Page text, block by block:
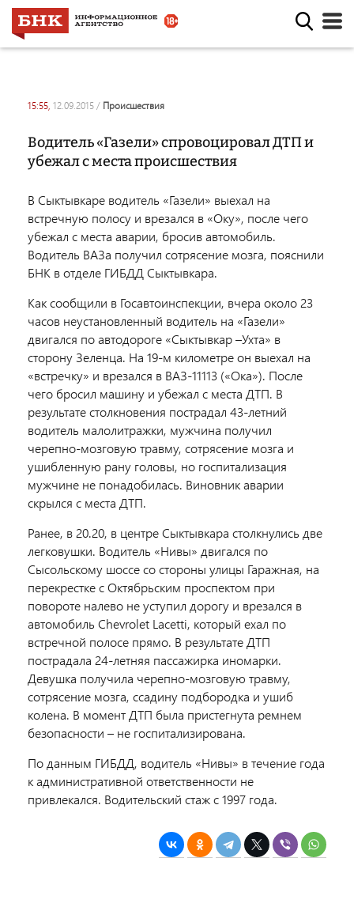
15:55, 12.09.2015 / происшествия
Водитель «Газели» спровоцировал ДТП и
убежал с места происшествия
В Сыктывкаре водитель «Газели» выехал на
встречную полосу и врезался в «Оку», после чего
убежал с места аварии, бросив автомобиль.
Водитель ВАЗа получил сотрясение мозга, пояснили
БНК в отделе ГИБДД Сыктывкара.
Как сообщили в Госавтоинспекции, вчера около 23
часов неустановленный водитель на «Газели»
двигался по автодороге «Сыктывкар –Ухта» в
сторону Зеленца. На 19-м километре он выехал на
«встречку» и врезался в ВАЗ-11113 («Ока»). После
чего бросил машину и убежал с места ДТП. В
результате столкновения пострадал 43-летний
водитель малолитражки, мужчина получил
черепно-мозговую травму, сотрясение мозга и
ушибленную рану головы, но госпитализация
мужчине не понадобилась. Виновник аварии
скрылся с места ДТП.
Ранее, в 20.20, в центре Сыктывкара столкнулись две
легковушки. Водитель «Нивы» двигался по
Сысольскому шоссе со стороны улицы Гаражная, на
перекрестке с Октябрьским проспектом при
повороте налево не уступил дорогу и врезался в
автомобиль Chevrolet Lacetti, который ехал по
встречной полосе прямо. В результате ДТП
пострадала 24-летняя пассажирка иномарки.
Девушка получила черепно-мозговую травму,
сотрясение мозга, ссадину подбородка и ушиб
колена. В момент ДТП была пристегнута ремнем
безопасности – не госпитализирована.
По данным ГИБДД, водитель «Нивы» в течение года
к административной ответственности не
привлекался. Водительский стаж с 1997 года.